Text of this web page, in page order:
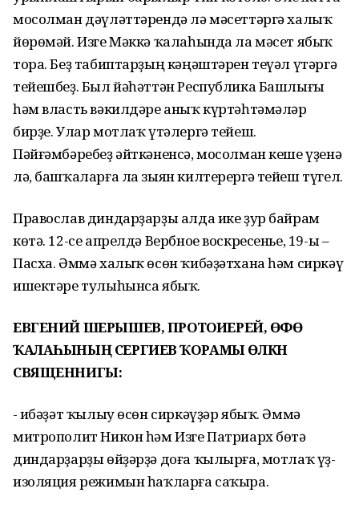
мосолман дәүләттәрендә лә мәсеттәргә халыҡ
йөрөмәй. Изге Мәккә ҡалаһында ла мәсет ябыҡ
тора. Беҙ табиптарҙың кәңәштәрен теүәл үтәргә
тейешбеҙ. Был йәһәттән Республика Башлығы
һәм власть вәкилдәре аныҡ күртәһтәмәләр
бирҙе. Улар мотлаҡ үтәлергә тейеш.
Пәйғәмбәребеҙ әйткәненсә, мосолман кеше үҙенә
лә, башҡаларға ла зыян килтерергә тейеш түгел.
Православ диндарҙарҙы алда ике ҙур байрам
көтә. 12-се апрелдә Вербное воскресенье, 19-ы –
Пасха. Әммә халыҡ өсөн ҡибәҙәтхана һәм сиркәү
ишектәре тулыһынса ябыҡ.
ЕВГЕНИЙ ШЕРЫШЕВ, ПРОТОИЕРЕЙ, ӨФӨ
ҠАЛАҺЫНЫҢ СЕРГИЕВ ҠОРАМЫ ӨЛКӘН
СВЯЩЕННИГЫ:
- Ғибәҙәт ҡылыу өсөн сиркәүҙәр ябыҡ. Әммә
митрополит Никон һәм Изге Патриарх бөтә
диндарҙарҙы өйҙәрҙә доға ҡылырға, мотлаҡ үҙ-
изоляция режимын һаҡларға саҡыра.